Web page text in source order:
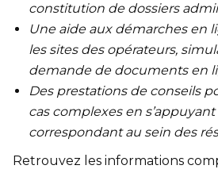
constitution de dossiers
Une aide aux démarches en
les sites des opérateurs,
demande de documents en
Des prestations de conseils
cas complexes en
correspondant au sein des
Retrouvez les informations